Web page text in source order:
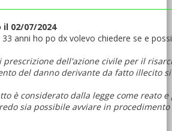
02/07/2024
anni ho po dx volevo chiedere se e
prescrizione dell'azione civile per il
del danno derivante da fatto illecito
è considerato dalla legge come reato
sia possibile avviare in